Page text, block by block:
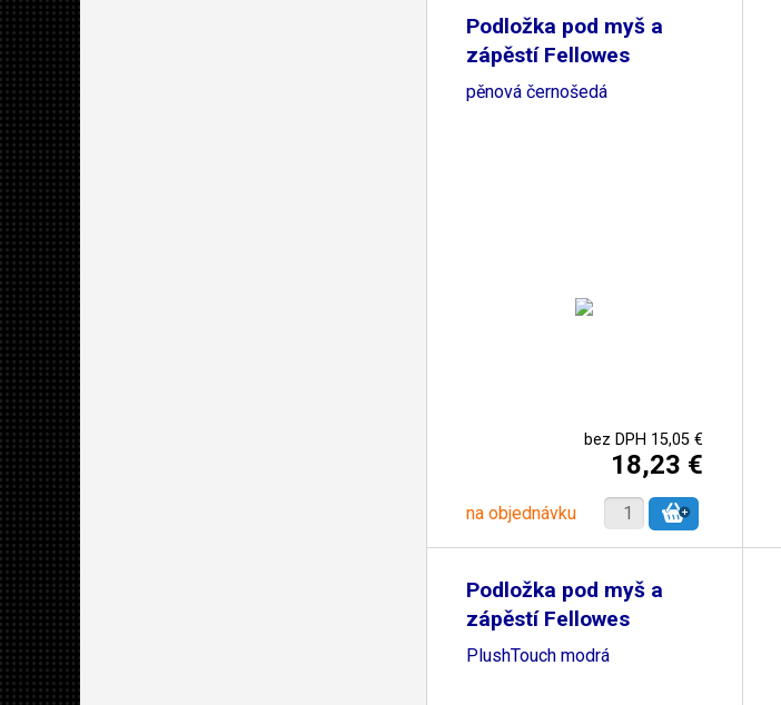
Podložka pod myš a
zápěstí Fellowes
pěnová černošedá
bez DPH 15,05 €
18,23 €
na objednávku
Podložka pod myš a
zápěstí Fellowes
PlushTouch modrá